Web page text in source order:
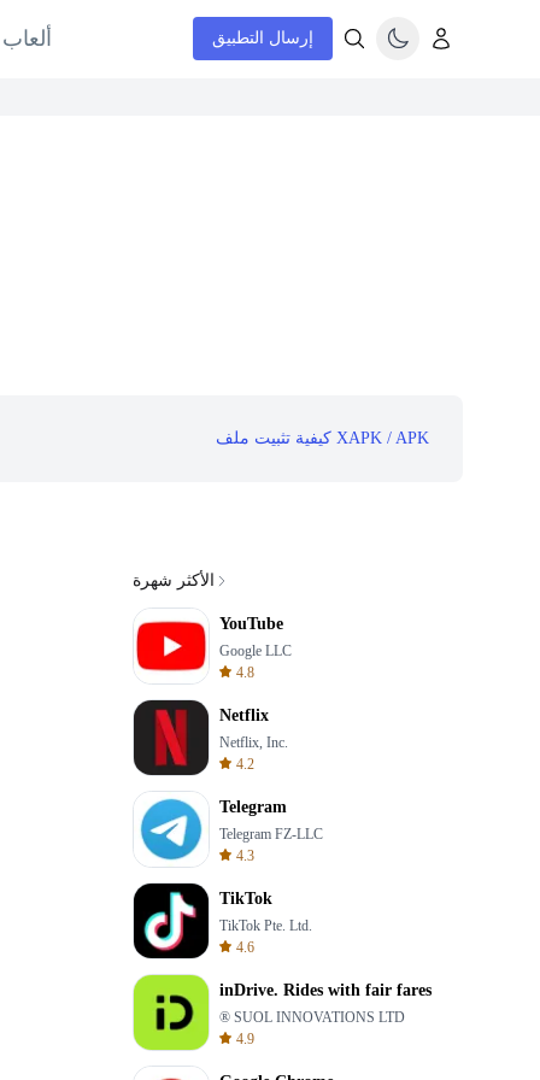
إرسال التطبيق
كيفية تثبيت ملف XAPK / APK
الأكثر شهرة
YouTube
Google LLC
4.8
Netflix
Netflix, Inc.
4.2
Telegram
Telegram FZ-LLC
4.3
TikTok
TikTok Pte. Ltd.
4.6
inDrive. Rides with fair fares
® SUOL INNOVATIONS LTD
4.9